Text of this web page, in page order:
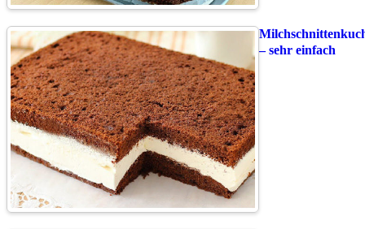
– sehr einfach